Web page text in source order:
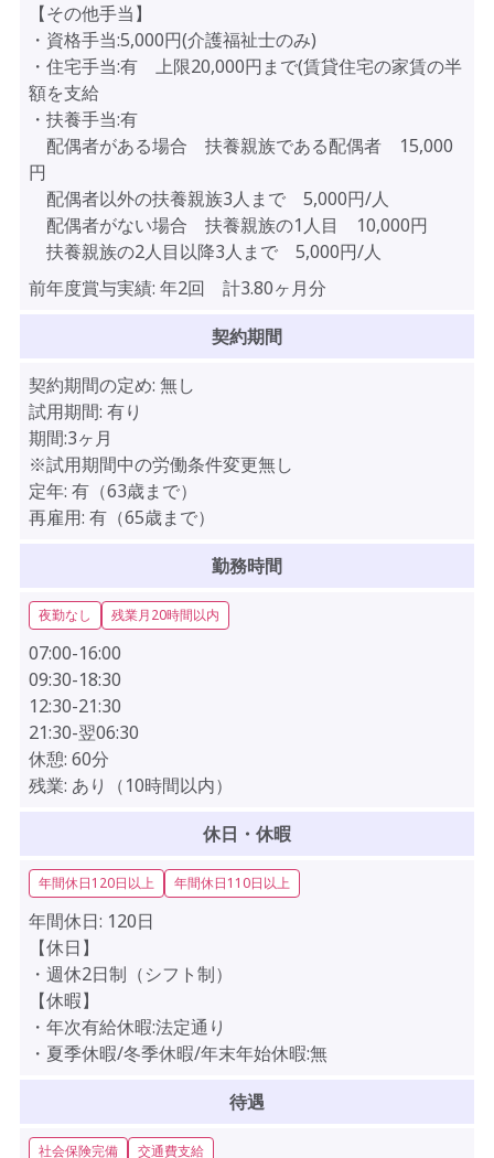
【その他手当】
・資格手当:5,000円(介護福祉士のみ)
・住宅手当:有 上限20,000円まで(賃貸住宅の家賃の半
額を支給
・扶養手当:有
配偶者がある場合 扶養親族である配偶者 15,000
円
配偶者以外の扶養親族3人まで 5,000円/人
配偶者がない場合 扶養親族の1人目 10,000円
扶養親族の2人目以降3人まで 5,000円/人
前年度賞与実績: 年2回 計3.80ヶ月分
契約期間
契約期間の定め: 無し
試用期間: 有り
期間:3ヶ月
※試用期間中の労働条件変更無し
定年: 有（63歳まで）
再雇用: 有（65歳まで）
勤務時間
夜勤なし 残業月20時間以内
07:00-16:00
09:30-18:30
12:30-21:30
21:30-翌06:30
休憩: 60分
残業: あり（10時間以内）
休日・休暇
年間休日120日以上 年間休日110日以上
年間休日: 120日
【休日】
・週休2日制（シフト制）
【休暇】
・年次有給休暇:法定通り
・夏季休暇/冬季休暇/年末年始休暇:無
待遇
社会保険完備 交通費支給